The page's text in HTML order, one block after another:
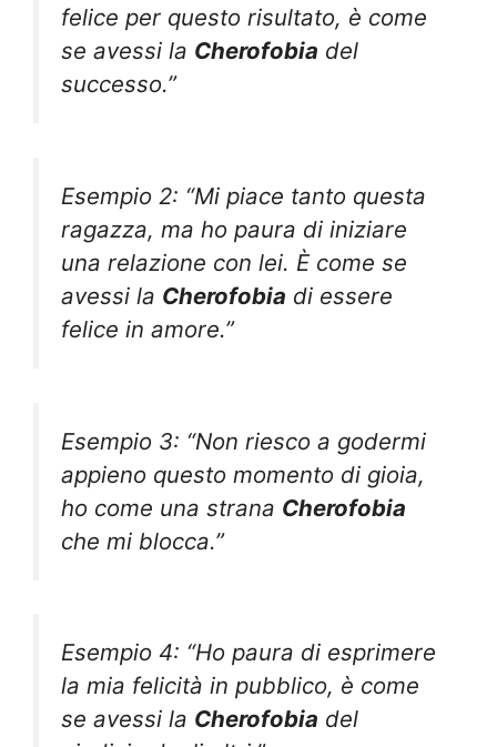
felice per questo risultato, è come
se avessi la Cherofobia del
successo.”
Esempio 2: “Mi piace tanto questa
ragazza, ma ho paura di iniziare
una relazione con lei. È come se
avessi la Cherofobia di essere
felice in amore.”
Esempio 3: “Non riesco a godermi
appieno questo momento di gioia,
ho come una strana Cherofobia
che mi blocca.”
Esempio 4: “Ho paura di esprimere
la mia felicità in pubblico, è come
se avessi la Cherofobia del